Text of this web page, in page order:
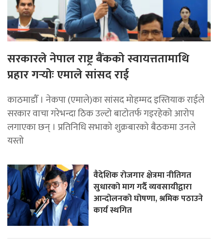
सरकारले नेपाल राष्ट्र बैंकको स्वायत्ततामाथि
प्रहार गर्‍योः एमाले सांसद राई
काठमाडाैँ । नेकपा (एमाले)का सांसद मोहम्मद इस्तियाक राईले
सरकार वाचा गरेभन्दा ठिक उल्टो बाटोतर्फ गइरहेको आरोप
लगाएका छन् । प्रतिनिधि सभाको शुक्रबारको बैठकमा उनले
यस्तो
वैदेशिक रोजगार क्षेत्रमा नीतिगत
सुधारको माग गर्दै व्यवसायीद्वारा
आन्दोलनको घोषणा, श्रमिक पठाउने
कार्य स्थगित